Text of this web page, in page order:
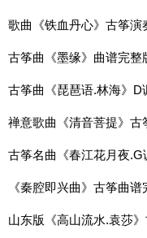
歌曲《铁血丹心》古筝演
古筝曲《墨缘》曲谱完整
古筝曲《琵琶语.林海》D
禅意歌曲《清音菩提》古
古筝名曲《春江花月夜.G
《秦腔即兴曲》古筝曲
山东版《高山流水.袁莎